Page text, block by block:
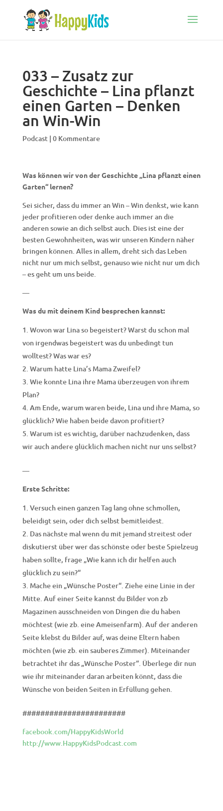
033 – Zusatz zur
Geschichte – Lina pflanzt
einen Garten – Denken
an Win-Win
Podcast| 0 Kommentare
Was können wir von der Geschichte „Lina pflanzt einen
Garten“ lernen?
Sei sicher, dass du immer an Win – Win denkst, wie kann
jeder profitieren oder denke auch immer an die
anderen sowie an dich selbst auch. Dies ist eine der
besten Gewohnheiten, was wir unseren Kindern näher
bringen können. Alles in allem, dreht sich das Leben
nicht nur um mich selbst, genauso wie nicht nur um dich
– es geht um uns beide.
—
Was du mit deinem Kind besprechen kannst:
Wovon war Lina so begeistert? Warst du schon mal
von irgendwas begeistert was du unbedingt tun
wolltest? Was war es?
Warum hatte Lina’s Mama Zweifel?
Wie konnte Lina ihre Mama überzeugen von ihrem
Plan?
Am Ende, warum waren beide, Lina und ihre Mama, so
glücklich? Wie haben beide davon profitiert?
Warum ist es wichtig, darüber nachzudenken, dass
wir auch andere glücklich machen nicht nur uns selbst?
—
Erste Schritte:
Versuch einen ganzen Tag lang ohne schmollen,
beleidigt sein, oder dich selbst bemitleidest.
Das nächste mal wenn du mit jemand streitest oder
diskutierst über wer das schönste oder beste Spielzeug
haben sollte, frage „Wie kann ich dir helfen auch
glücklich zu sein?“
Mache ein „Wünsche Poster“. Ziehe eine Linie in der
Mitte. Auf einer Seite kannst du Bilder von zb
Magazinen ausschneiden von Dingen die du haben
möchtest (wie zb. eine Ameisenfarm). Auf der anderen
Seite klebst du Bilder auf, was deine Eltern haben
möchten (wie zb. ein sauberes Zimmer). Miteinander
betrachtet ihr das „Wünsche Poster“. Überlege dir nun
wie ihr miteinander daran arbeiten könnt, dass die
Wünsche von beiden Seiten in Erfüllung gehen.
#######################
facebook.com/HappyKidsWorld
http://www.HappyKidsPodcast.com